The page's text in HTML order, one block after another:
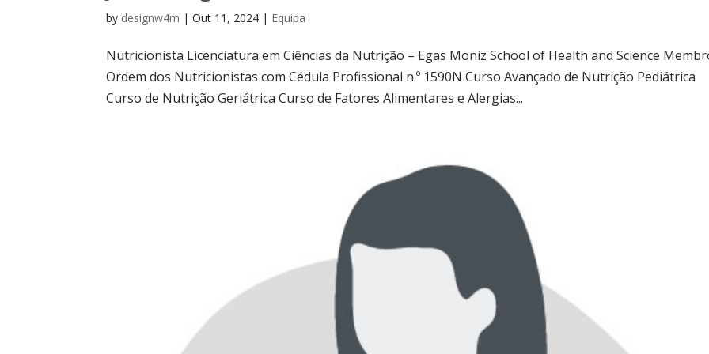
by designw4m |Out 11, 2024 | Equipa
Nutricionista Licenciatura em Ciências da Nutrição – Egas Moniz School of Health and Science
Ordem dos Nutricionistas com Cédula Profissional n.º 1590N Curso Avançado de Nutrição Pediátrica
Curso de Nutrição Geriátrica Curso de Fatores Alimentares e Alergias...